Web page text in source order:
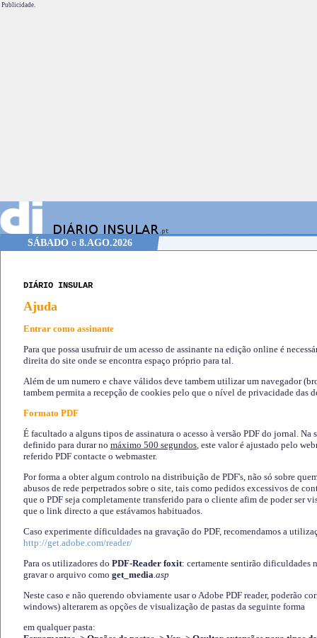
Publicidade.
SÁBADOo 8.AGO.2026
DIÁRIO INSULAR
Ajuda
Entrar como assinante
Para que possa usufruir de um acesso de assinante na edição online é
direita do site onde se encontra espaço próprio para tal.
Além de um numero e chave válidos deve tambem utilizar um navegador
tambem permita a recepção de cookies pelo que o nível de privacidade das
Formato PDF
É facultado a alguns tipos de assinatura o acesso à versão PDF do jornal. Na
definido para durar no máximo 500 segundos, este valor é ajustado pelo
referido PDF contacte o webmaster.
Por forma a obter algum controlo na distribuição de PDF's, não só sobre
abusos de rede perpetrados sobre o site, tais como pedidos excessivos de
que o PDF seja completamente transferido para o cliente afim de poder ser
que o link directo a que estávamos habituados.
Caso experimente díficuldades na gravação do PDF, recomendamos a
http://get.adobe.com/reader/
Para os utilizadores do PDF-Reader foxit: certamente sentirão dificuldades
gravar o arquivo como get_media.asp
Neste caso e não querendo obviamente usar o Adobe PDF reader, poderão
windows) alterarem as opções de visualização de pastas da seguinte forma
em qualquer pasta: